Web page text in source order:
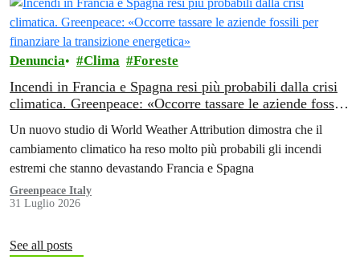
Denuncia Clima Foreste
Incendi in Francia e Spagna resi più probabili dalla crisi
climatica. Greenpeace: «Occorre tassare le aziende fossili
Un nuovo studio di World Weather Attribution dimostra che il
cambiamento climatico ha reso molto più probabili gli incendi
estremi che stanno devastando Francia e Spagna
Greenpeace Italy
31 Luglio 2026
See all posts